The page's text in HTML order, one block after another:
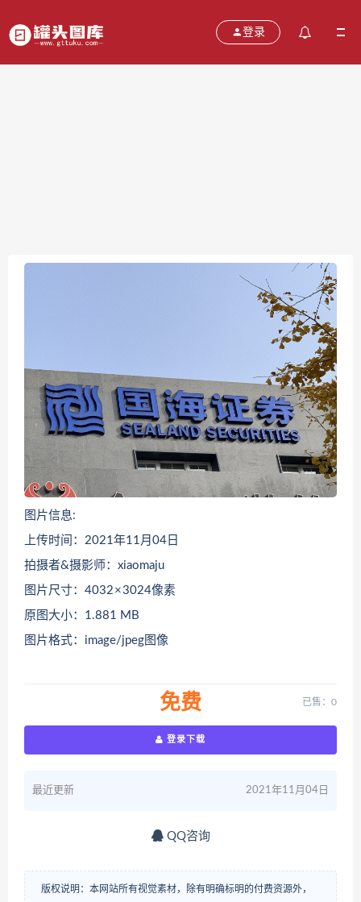
登录
图片信息:
上传时间：2021年11月04日
拍摄者&摄影师：xiaomaju
图片尺寸：4032 × 3024像素
原图大小：1.881 MB
图片格式：image/jpeg图像
免费 已售：0
登录下载
最近更新 2021年11月04日
QQ咨询
版权说明：本网站所有视觉素材，除有明确标明的付费资源外，